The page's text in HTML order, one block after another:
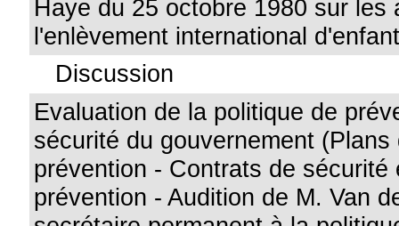
Haye du 25 octobre 1980 sur les
l'enlèvement international
Discussion
Evaluation de la politique de
sécurité du gouvernement
prévention - Contrats de sécurité
prévention - Audition de M. Van